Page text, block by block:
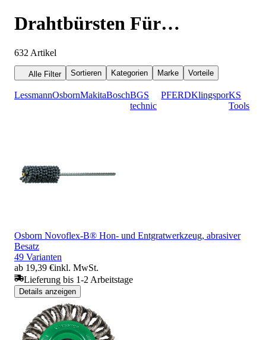
Drahtbürsten Für
Bohrmaschinen
632 Artikel
Alle Filter Sortieren Kategorien Marke Vorteile
LessmannOsbornMakitaBoschBGS
technic
PFERDKlingsporKS
Tools
Osborn Novoflex-B® Hon- und Entgratwerkzeug, abrasiver
Besatz
49 Varianten
ab 19,39 €inkl. MwSt.
Lieferung bis 1-2 Arbeitstage
Details anzeigen